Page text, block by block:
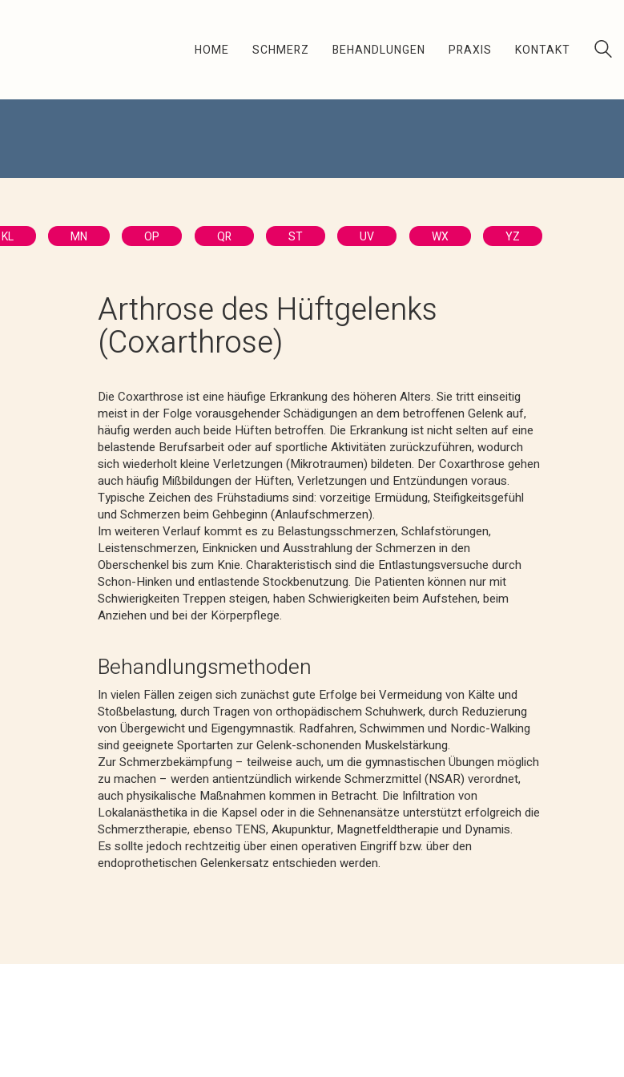
HOME SCHMERZ BEHANDLUNGEN PRAXIS KONTAKT
KL MN OP QR ST UV WX YZ
Arthrose des Hüftgelenks
(Coxarthrose)
Die Coxarthrose ist eine häufige Erkrankung des höheren Alters. Sie tritt einseitig
meist in der Folge vorausgehender Schädigungen an dem betroffenen Gelenk auf,
häufig werden auch beide Hüften betroffen. Die Erkrankung ist nicht selten auf eine
belastende Berufsarbeit oder auf sportliche Aktivitäten zurückzuführen, wodurch
sich wiederholt kleine Verletzungen (Mikrotraumen) bildeten. Der Coxarthrose gehen
auch häufig Mißbildungen der Hüften, Verletzungen und Entzündungen voraus.
Typische Zeichen des Frühstadiums sind: vorzeitige Ermüdung, Steifigkeitsgefühl
und Schmerzen beim Gehbeginn (Anlaufschmerzen).
Im weiteren Verlauf kommt es zu Belastungsschmerzen, Schlafstörungen,
Leistenschmerzen, Einknicken und Ausstrahlung der Schmerzen in den
Oberschenkel bis zum Knie. Charakteristisch sind die Entlastungsversuche durch
Schon-Hinken und entlastende Stockbenutzung. Die Patienten können nur mit
Schwierigkeiten Treppen steigen, haben Schwierigkeiten beim Aufstehen, beim
Anziehen und bei der Körperpflege.
Behandlungsmethoden
In vielen Fällen zeigen sich zunächst gute Erfolge bei Vermeidung von Kälte und
Stoßbelastung, durch Tragen von orthopädischem Schuhwerk, durch Reduzierung
von Übergewicht und Eigengymnastik. Radfahren, Schwimmen und Nordic-Walking
sind geeignete Sportarten zur Gelenk-schonenden Muskelstärkung.
Zur Schmerzbekämpfung – teilweise auch, um die gymnastischen Übungen möglich
zu machen – werden antientzündlich wirkende Schmerzmittel (NSAR) verordnet,
auch physikalische Maßnahmen kommen in Betracht. Die Infiltration von
Lokalanästhetika in die Kapsel oder in die Sehnenansätze unterstützt erfolgreich die
Schmerztherapie, ebenso TENS, Akupunktur, Magnetfeldtherapie und Dynamis.
Es sollte jedoch rechtzeitig über einen operativen Eingriff bzw. über den
endoprothetischen Gelenkersatz entschieden werden.